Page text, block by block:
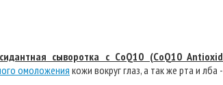
сыворотка с CoQ10 (CoQ10
омоложениякожи вокруг глаз, а так же рта и